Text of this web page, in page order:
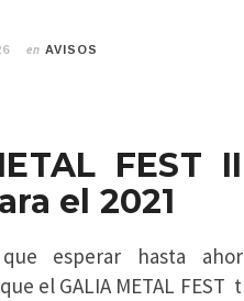
en AVISOS
FEST
el 2021
esperar hasta
el GALIA METAL FEST